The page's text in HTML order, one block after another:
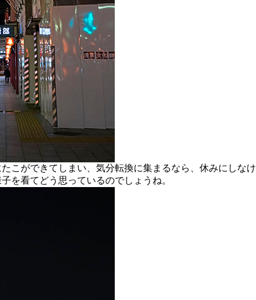
こができてしまい、気分転換に集まるなら、休みにしなけ
を看てどう思っているのでしょうね。